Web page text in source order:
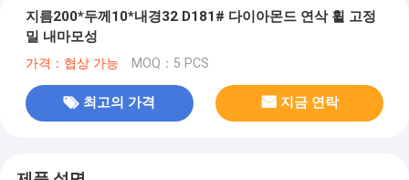
지름200*두께10*내경32 D181# 다이아몬드 연삭 휠 고정
밀 내마모성
가격：협상 가능 MOQ：5 PCS
최고의 가격 지금 연락